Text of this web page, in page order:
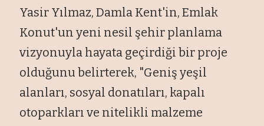
Yasir Yılmaz, Damla Kent'in, Emlak
Konut'un yeni nesil şehir planlama
vizyonuyla hayata geçirdiği bir proje
olduğunu belirterek, "Geniş yeşil
alanları, sosyal donatıları, kapalı
otoparkları ve nitelikli malzeme